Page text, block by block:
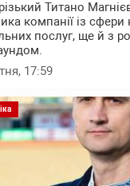
Титано
компанії із сфери
послуг, ще й з
17:59